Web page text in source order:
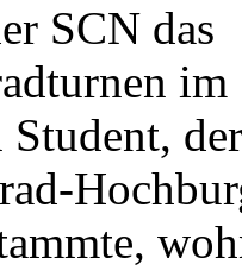
SCN das
im
der